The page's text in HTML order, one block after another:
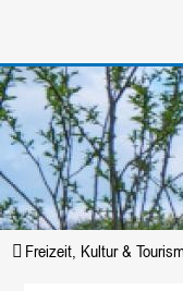
Freizeit, Kultur &